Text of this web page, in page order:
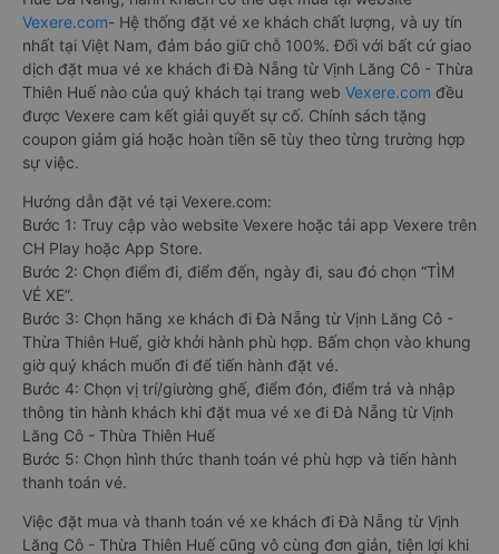
Vexere.com- Hệ thống đặt vé xe khách chất lượng, và uy tín
nhất tại Việt Nam, đảm bảo giữ chỗ 100%. Đối với bất cứ giao
dịch đặt mua vé xe khách đi Đà Nẵng từ Vịnh Lăng Cô - Thừa
Thiên Huế nào của quý khách tại trang web Vexere.com đều
được Vexere cam kết giải quyết sự cố. Chính sách tặng
coupon giảm giá hoặc hoàn tiền sẽ tùy theo từng trường hợp
sự việc.
Hướng dẫn đặt vé tại Vexere.com:
Bước 1: Truy cập vào website Vexere hoặc tải app Vexere trên
CH Play hoặc App Store.
Bước 2: Chọn điểm đi, điểm đến, ngày đi, sau đó chọn “TÌM
VÉ XE”.
Bước 3: Chọn hãng xe khách đi Đà Nẵng từ Vịnh Lăng Cô -
Thừa Thiên Huế, giờ khởi hành phù hợp. Bấm chọn vào khung
giờ quý khách muốn đi để tiến hành đặt vé.
Bước 4: Chọn vị trí/giường ghế, điểm đón, điểm trả và nhập
thông tin hành khách khi đặt mua vé xe đi Đà Nẵng từ Vịnh
Lăng Cô - Thừa Thiên Huế
Bước 5: Chọn hình thức thanh toán vé phù hợp và tiến hành
thanh toán vé.
Việc đặt mua và thanh toán vé xe khách đi Đà Nẵng từ Vịnh
Lăng Cô - Thừa Thiên Huế cũng vô cùng đơn giản, tiện lợi khi